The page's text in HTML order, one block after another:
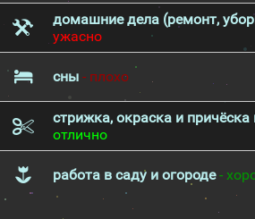
домашние дела (ремонт,
ужасно
сны - плохо
стрижка, окраска и причёска
отлично
работа в саду и огороде-